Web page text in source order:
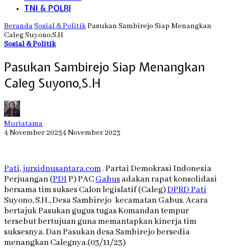
TNI & POLRI
BerandaSosial & PolitikPasukan Sambirejo Siap Menangkan
Caleg Suyono,S.H
Sosial & Politik
Pasukan Sambirejo Siap Menangkan
Caleg Suyono,S.H
Muriatama
4 November 20234 November 2023
Pati,jursidnusantara.com. Partai Demokrasi Indonesia
Perjuangan (PDIP) PACGabusadakan rapat konsolidasi
bersama tim sukses Calon legislatif (Caleg)DPRD Pati
Suyono, S.H., Desa Sambirejo kecamatan Gabus. Acara
bertajuk Pasukan gugus tugas Komandan tempur
tersebut bertujuan guna memantapkan kinerja tim
suksesnya. Dan Pasukan desa Sambirejo bersedia
menangkan Calegnya.(03/11/23)